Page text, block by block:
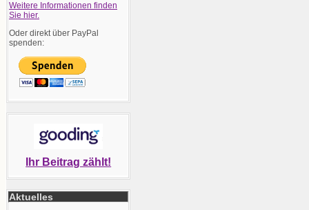
Weitere Informationen finden
Sie hier.
Oder direkt über PayPal
spenden:
Ihr Beitrag zählt!
Aktuelles